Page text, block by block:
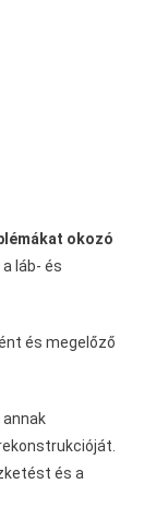
okozó
láb- és
és megelőző
és a